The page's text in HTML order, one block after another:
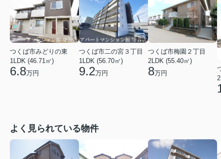
つくば市みどりの東
1LDK (46.71㎡)
6.8万円
つくば市二の宮３丁目
1LDK (56.70㎡)
9.2万円
つくば市梅園２丁目
2LDK (55.40㎡)
8万円
よく見られている物件